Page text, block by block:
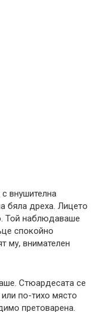
внушителна
бяла дреха. Лицето
Той наблюдаваше
спокойно
му, внимателен
Стюардесата се
по-тихо място
претоварена.